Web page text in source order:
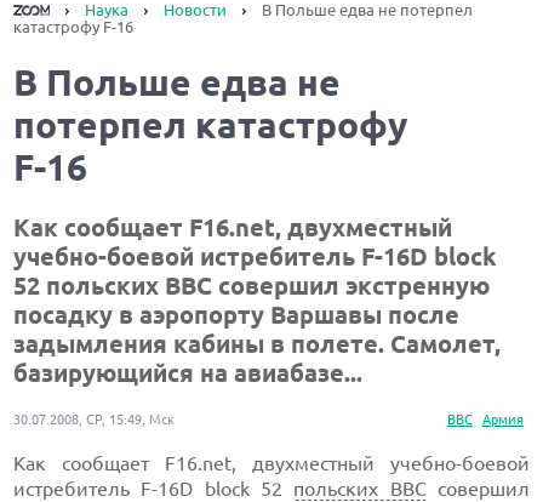
Наука Новости
В Польше едва не потерпел
катастрофу F-16
В Польше едва не
потерпел катастрофу
F-16
Как сообщает F16.net, двухместный
учебно-боевой истребитель F-16D block
52 польских ВВС совершил экстренную
посадку в аэропорту Варшавы после
задымления кабины в полете. Самолет,
базирующийся на авиабазе...
ВВС Армия
30.07.2008, СР, 15:49, Мск
Как сообщает F16.net, двухместный учебно-боевой
истребитель F-16D block 52 польских ВВСсовершил